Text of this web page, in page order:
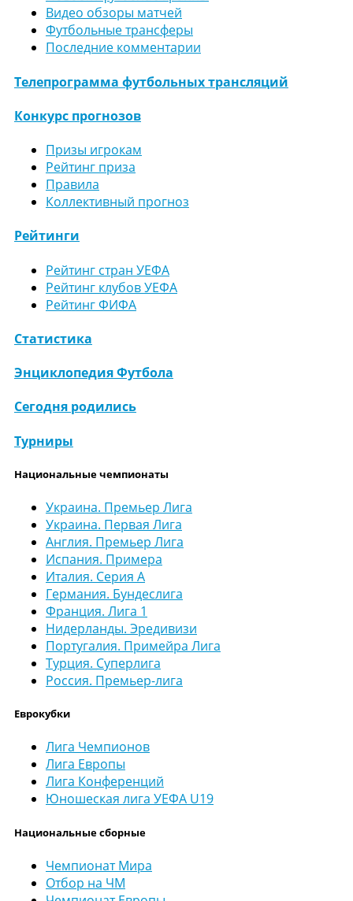
Видео обзоры матчей
Футбольные трансферы
Последние комментарии
Телепрограмма футбольных трансляций
Конкурс прогнозов
Призы игрокам
Рейтинг приза
Правила
Коллективный прогноз
Рейтинги
Рейтинг стран УЕФА
Рейтинг клубов УЕФА
Рейтинг ФИФА
Статистика
Энциклопедия Футбола
Сегодня родились
Турниры
Национальные чемпионаты
Украина. Премьер Лига
Украина. Первая Лига
Англия. Премьер Лига
Испания. Примера
Италия. Серия А
Германия. Бундеслига
Франция. Лига 1
Нидерланды. Эредивизи
Португалия. Примейра Лига
Турция. Суперлига
Россия. Премьер-лига
Еврокубки
Лига Чемпионов
Лига Европы
Лига Конференций
Юношеская лига УЕФА U19
Национальные сборные
Чемпионат Мира
Отбор на ЧМ